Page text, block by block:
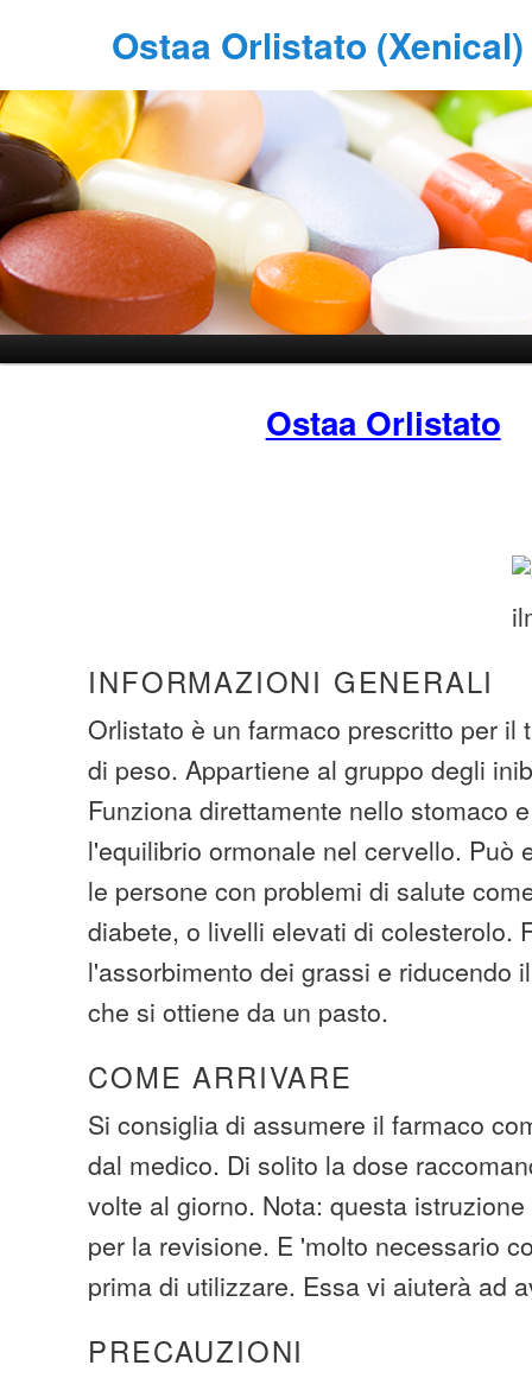
Ostaa Orlistato
Ostaa Orlistato
INFORMAZIONI GENERALI
Orlistato è un farmaco prescritto per il
di peso. Appartiene al gruppo degli
Funziona direttamente nello stomaco
l'equilibrio ormonale nel cervello. Può
le persone con problemi di salute
diabete, o livelli elevati di colesterolo.
l'assorbimento dei grassi e riducendo
che si ottiene da un pasto.
COME ARRIVARE
Si consiglia di assumere il farmaco
dal medico. Di solito la dose
volte al giorno. Nota: questa
per la revisione. E 'molto necessario
prima di utilizzare. Essa vi aiuterà ad
PRECAUZIONI